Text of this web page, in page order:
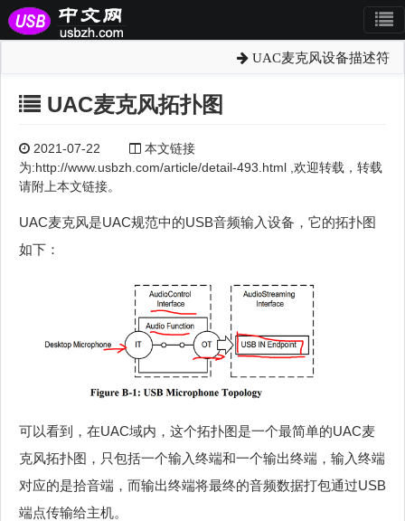
UAC麦克风设备描述符
UAC麦克风拓扑图
2021-07-22
本文链接
为:http://www.usbzh.com/article/detail-493.html ,欢迎转载，转载
请附上本文链接。
UAC麦克风是UAC规范中的USB音频输入设备，它的拓扑图
如下：
可以看到，在UAC域内，这个拓扑图是一个最简单的UAC麦
克风拓扑图，只包括一个输入终端和一个输出终端，输入终端
对应的是拾音端，而输出终端将最终的音频数据打包通过USB
端点传输给主机。